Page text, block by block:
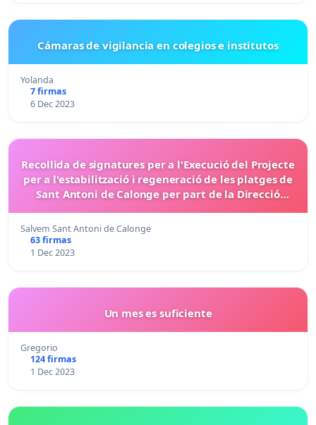
Cámaras de vigilancia en colegios e institutos
Yolanda
7 firmas
6 Dec 2023
Recollida de signatures per a l'Execució del Projecte
per a l'estabilització i regeneració de les platges de
Sant Antoni de Calonge per part de la Direcció
Salvem Sant Antoni de Calonge
63 firmas
1 Dec 2023
Un mes es suficiente
Gregorio
124 firmas
1 Dec 2023